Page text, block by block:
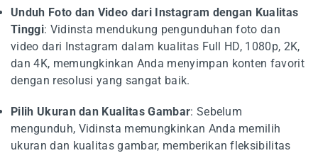
Unduh Foto dan Video dari Instagram dengan Kualitas
Tinggi: Vidinsta mendukung pengunduhan foto dan
video dari Instagram dalam kualitas Full HD, 1080p, 2K,
dan 4K, memungkinkan Anda menyimpan konten favorit
dengan resolusi yang sangat baik.
Pilih Ukuran dan Kualitas Gambar: Sebelum
mengunduh, Vidinsta memungkinkan Anda memilih
ukuran dan kualitas gambar, memberikan fleksibilitas